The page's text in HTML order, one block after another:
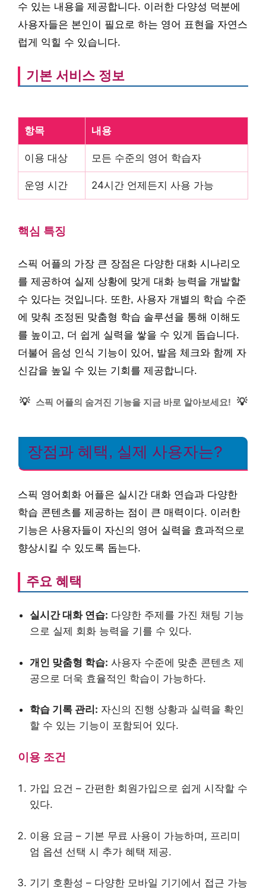
수 있는 내용을 제공합니다. 이러한 다양성 덕분에
사용자들은 본인이 필요로 하는 영어 표현을 자연스
럽게 익힐 수 있습니다.
기본 서비스 정보
항목 내용
이용 대상 모든 수준의 영어 학습자
운영 시간 24시간 언제든지 사용 가능
핵심 특징
스픽 어플의 가장 큰 장점은 다양한 대화 시나리오
를 제공하여 실제 상황에 맞게 대화 능력을 개발할
수 있다는 것입니다. 또한, 사용자 개별의 학습 수준
에 맞춰 조정된 맞춤형 학습 솔루션을 통해 이해도
를 높이고, 더 쉽게 실력을 쌓을 수 있게 돕습니다.
더불어 음성 인식 기능이 있어, 발음 체크와 함께 자
신감을 높일 수 있는 기회를 제공합니다.
💡 스픽 어플의 숨겨진 기능을 지금 바로 알아보세요! 💡
장점과 혜택, 실제 사용자는?
스픽 영어회화 어플은 실시간 대화 연습과 다양한
학습 콘텐츠를 제공하는 점이 큰 매력이다. 이러한
기능은 사용자들이 자신의 영어 실력을 효과적으로
향상시킬 수 있도록 돕는다.
주요 혜택
실시간 대화 연습: 다양한 주제를 가진 채팅 기능
으로 실제 회화 능력을 기를 수 있다.
개인 맞춤형 학습: 사용자 수준에 맞춘 콘텐츠 제
공으로 더욱 효율적인 학습이 가능하다.
학습 기록 관리: 자신의 진행 상황과 실력을 확인
할 수 있는 기능이 포함되어 있다.
이용 조건
가입 요건 – 간편한 회원가입으로 쉽게 시작할 수
있다.
이용 요금 – 기본 무료 사용이 가능하며, 프리미
엄 옵션 선택 시 추가 혜택 제공.
기기 호환성 – 다양한 모바일 기기에서 접근 가능